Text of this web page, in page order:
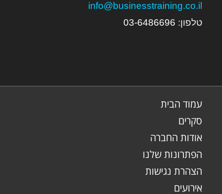
info@businesstraining.co.il
טלפון:
03-6486696
עמוד הבית
סקרים
אודות החברה
הפתרונות שלנו
הצהרת נגישות
אירועים